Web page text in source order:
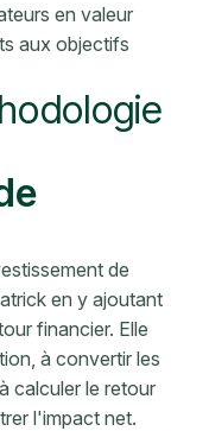
en valeur
aux objectifs
de
en y ajoutant
financier. Elle
à convertir les
calculer le retour
l'impact net.